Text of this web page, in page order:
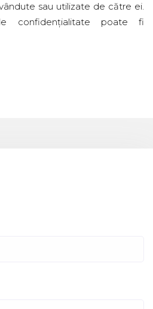
sau utilizate de către ei.
confidențialitate poate fi